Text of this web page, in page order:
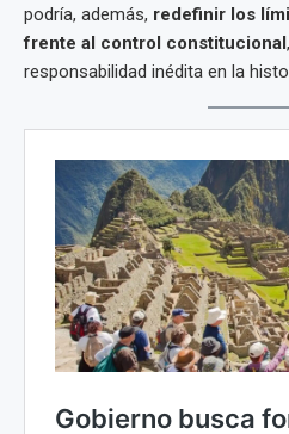
podría, además, redefinir los
frente al control constitucional
responsabilidad inédita en la